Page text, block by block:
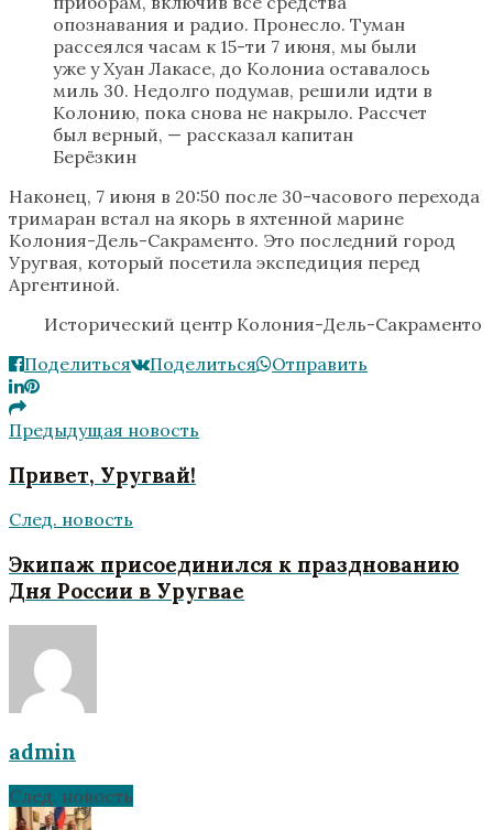
опознавания и радио. Пронесло. Туман
рассеялся часам к 15-ти 7 июня, мы были
уже у Хуан Лакасе, до Колониа оставалось
миль 30. Недолго подумав, решили идти в
Колонию, пока снова не накрыло. Рассчет
был верный, — рассказал капитан
Берёзкин
Наконец, 7 июня в 20:50 после 30-часового перехода
тримаран встал на якорь в яхтенной марине
Колония-Дель-Сакраменто. Это последний город
Уругвая, который посетила экспедиция перед
Аргентиной.
Исторический центр Колония-Дель-Сакраменто
Поделиться
Поделиться Отправить
Предыдущая новость
Привет, Уругвай!
След. новость
Экипаж присоединился к празднованию
Дня России в Уругвае
admin
След. новость